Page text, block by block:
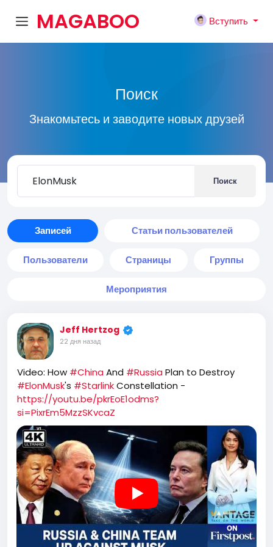
MAGABOO
Вступить
Поиск
Знакомьтесь и заводите новых друзей
Поиск
Записей Статьи пользователей
Пользователи Страницы Группы
Мероприятия
Jeff Hertzog
22 дня назад
Video: How #China And #Russia Plan to Destroy
#ElonMusk's #StarlinkConstellation -
https://youtu.be/pkrEoE1odms?
si=PixrEm5MzzSKvcaZ